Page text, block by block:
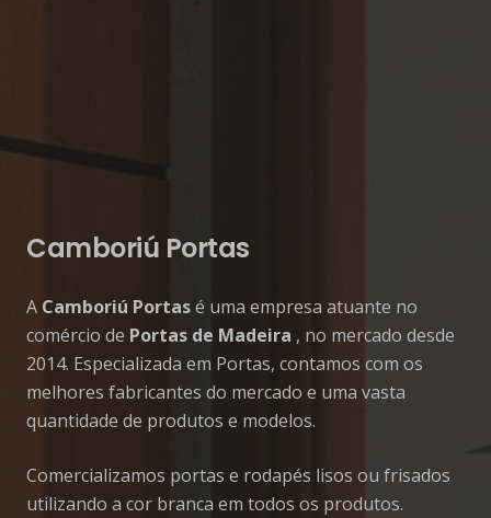
Camboriú Portas
A Camboriú Portasé uma empresa atuante no
comércio de Portas de Madeira , no mercado desde
2014. Especializada em Portas, contamos com os
melhores fabricantes do mercado e uma vasta
quantidade de produtos e modelos.
Comercializamos portas e rodapés lisos ou frisados
utilizando a cor branca em todos os produtos.